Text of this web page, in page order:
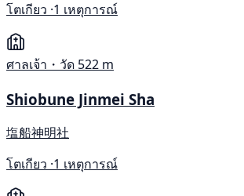
โตเกียว ·1 เหตุการณ์
ศาลเจ้า・วัด 522 m
Shiobune Jinmei Sha
塩船神明社
โตเกียว ·1 เหตุการณ์